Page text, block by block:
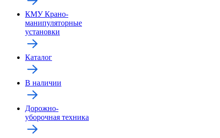
КМУ Крано-
манипуляторные
установки
Каталог
В наличии
Дорожно-
уборочная техника